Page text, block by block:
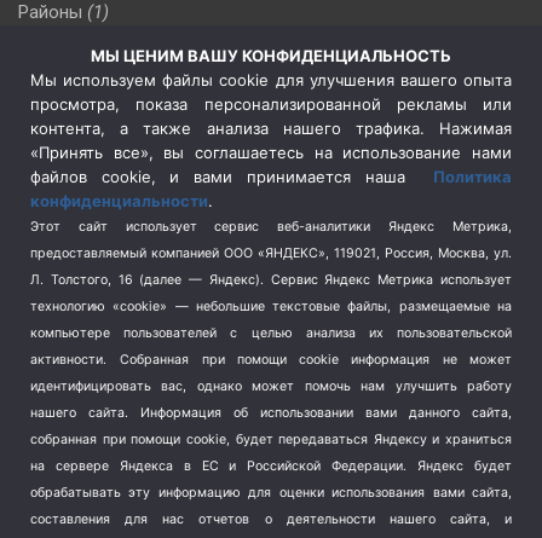
Районы (1)
(510)
Сельское хозяйство (3)
Социальная политика
(3)
Спецоперация в Украине
Спецоперация на Украине
(404)
Спорт (740)
Терроризм (1)
Транспорт (262)
Туризм (178)
Школа и спорт (2)
Экология (8)
Экономика (1172)
МЫ ЦЕНИМ ВАШУ КОНФИДЕНЦИАЛЬНОСТЬ
Мы используем файлы cookie для улучшения вашего опыта
просмотра, показа персонализированной рекламы или
контента, а также анализа нашего трафика. Нажимая
«Принять все», вы соглашаетесь на использование нами
файлов cookie, и вами принимается наша Политика
конфиденциальности.
Этот сайт использует сервис веб-аналитики Яндекс Метрика,
предоставляемый компанией ООО «ЯНДЕКС», 119021, Россия, Москва, ул.
Л. Толстого, 16 (далее — Яндекс). Сервис Яндекс Метрика использует
технологию «cookie» — небольшие текстовые файлы, размещаемые на
компьютере пользователей с целью анализа их пользовательской
активности.
Собранная при помощи cookie информация не может
идентифицировать вас, однако может помочь нам улучшить работу
нашего сайта. Информация об использовании вами данного сайта,
собранная при помощи cookie, будет передаваться Яндексу и храниться
на сервере Яндекса в ЕС и Российской Федерации. Яндекс будет
обрабатывать эту информацию для оценки использования вами сайта,
составления для нас отчетов о деятельности нашего сайта, и